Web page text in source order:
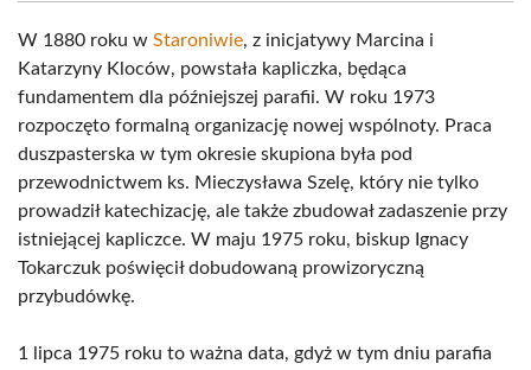
W 1880 roku w Staroniwie, z inicjatywy Marcina i
Katarzyny Kloców, powstała kapliczka, będąca
fundamentem dla późniejszej parafii. W roku 1973
rozpoczęto formalną organizację nowej wspólnoty. Praca
duszpasterska w tym okresie skupiona była pod
przewodnictwem ks. Mieczysława Szelę, który nie tylko
prowadził katechizację, ale także zbudował zadaszenie przy
istniejącej kapliczce. W maju 1975 roku, biskup Ignacy
Tokarczuk poświęcił dobudowaną prowizoryczną
przybudówkę.
1 lipca 1975 roku to ważna data, gdyż w tym dniu parafia